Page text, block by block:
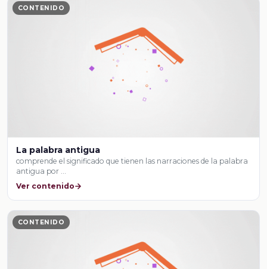
CONTENIDO
La palabra antigua
comprende el significado que tienen las narraciones de la palabra
antigua por …
Ver contenido
CONTENIDO